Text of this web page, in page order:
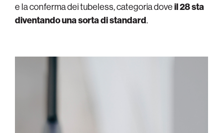
e la conferma dei tubeless, categoria doveil 28 sta
diventando una sorta di standard.